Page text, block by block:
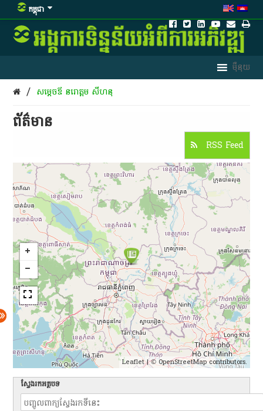
កម្ពុជា
/ សម្ដេចឪ នរោត្តម សីហនុ
ព័ត៌មាន​
RSS Feed
Leaflet| ©OpenStreetMapcontributors.
ស្វែងរកអត្ថបទ